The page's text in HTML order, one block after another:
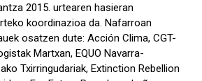
2015. urtearen hasieran
koordinazioa da. Nafarroan
osatzen dute: Acción Clima, CGT-
Martxan, EQUO Navarra-
Txirringudariak, Extinction Rebellion